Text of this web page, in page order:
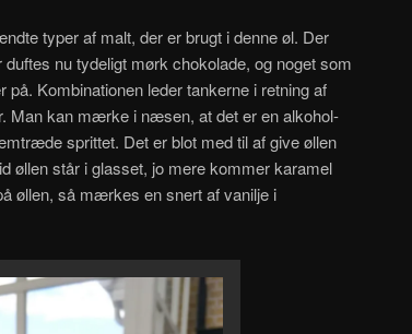
typer af malt, der er brugt i denne øl. Der
nu tydeligt mørk chokolade, og noget som
Kombinationen leder tankerne i retning af
Man kan mærke i næsen, at det er en alkohol-
sprittet. Det er blot med til af give øllen
øllen står i glasset, jo mere kommer karamel
øllen, så mærkes en snert af vanilje i